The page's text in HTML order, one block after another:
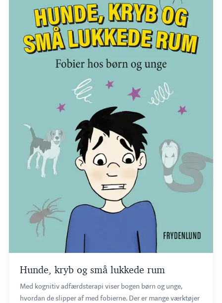
Hunde, kryb og små lukkede rum
Med kognitiv adfærdsterapi viser bogen børn og unge,
hvordan de slipper af med fobierne. Der er mange værktøjer